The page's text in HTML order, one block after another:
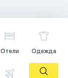
Отели Одежда